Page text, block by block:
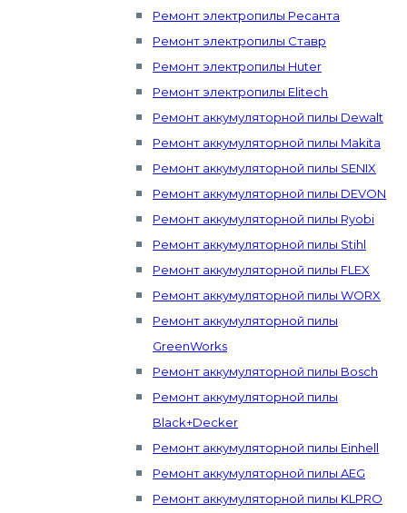
Ремонт электропилы Ресанта
Ремонт электропилы Ставр
Ремонт электропилы Huter
Ремонт электропилы Elitech
Ремонт аккумуляторной пилы Dewalt
Ремонт аккумуляторной пилы Makita
Ремонт аккумуляторной пилы SENIX
Ремонт аккумуляторной пилы DEVON
Ремонт аккумуляторной пилы Ryobi
Ремонт аккумуляторной пилы Stihl
Ремонт аккумуляторной пилы FLEX
Ремонт аккумуляторной пилы WORX
Ремонт аккумуляторной пилы
GreenWorks
Ремонт аккумуляторной пилы Bosch
Ремонт аккумуляторной пилы
Black+Decker
Ремонт аккумуляторной пилы Einhell
Ремонт аккумуляторной пилы AEG
Ремонт аккумуляторной пилы KLPRO